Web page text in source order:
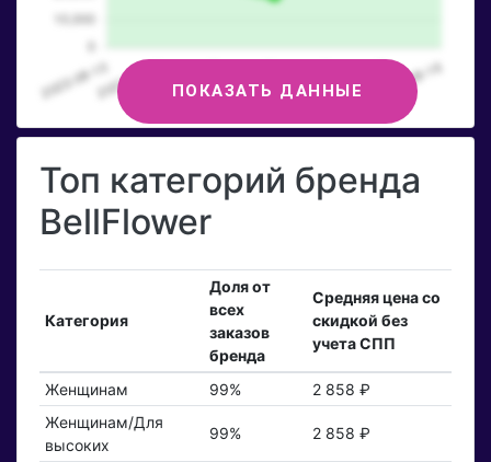
ПОКАЗАТЬ ДАННЫЕ
Топ категорий бренда
BellFlower
Категория
Доля от
всех
заказов
бренда
Средняя цена со
скидкой без
учета СПП
Женщинам 99%
2 858 ₽
Женщинам/Для
высоких
99% 2 858 ₽